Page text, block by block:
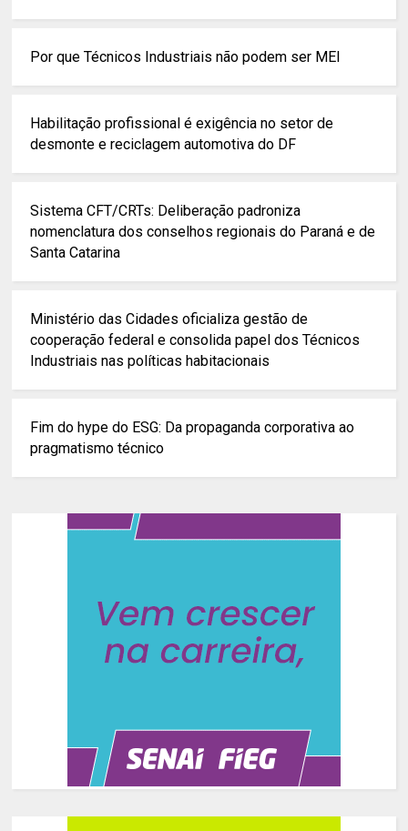
Por que Técnicos Industriais não podem ser MEI
Habilitação profissional é exigência no setor de
desmonte e reciclagem automotiva do DF
Sistema CFT/CRTs: Deliberação padroniza
nomenclatura dos conselhos regionais do Paraná e de
Santa Catarina
Ministério das Cidades oficializa gestão de
cooperação federal e consolida papel dos Técnicos
Industriais nas políticas habitacionais
Fim do hype do ESG: Da propaganda corporativa ao
pragmatismo técnico